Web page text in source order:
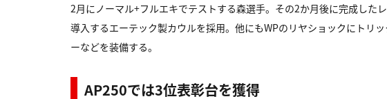
2月にノーマル+フルエキでテストする森選手。その2か月後に完成した
導入するエーテック製カウルを採用。他にもWPのリヤショックにトリ
ーなどを装備する。
AP250では3位表彰台を獲得